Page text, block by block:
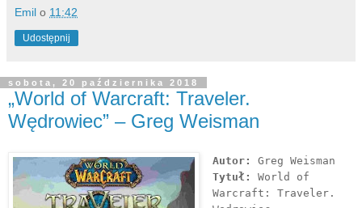
Emil o 11:42
Udostępnij
sobota, 20 października 2018
„World of Warcraft: Traveler.
Wędrowiec” – Greg Weisman
Autor:
Greg Weisman
Tytuł:
World of
Warcraft: Traveler.